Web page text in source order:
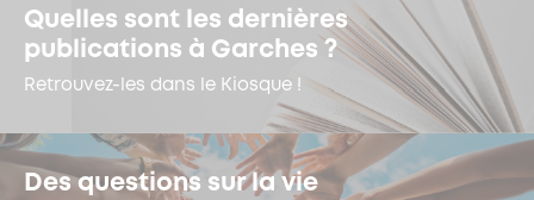
Quelles sont les dernières
publications à Garches ?
Retrouvez-les dans le Kiosque !
Des questions sur la vie